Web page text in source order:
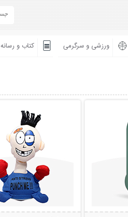
ورزشی و سرگرمی کتاب و رسانه